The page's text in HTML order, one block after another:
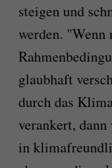
steigen und
werden. "Wenn
glaubhaft
durch das
verankert,
in